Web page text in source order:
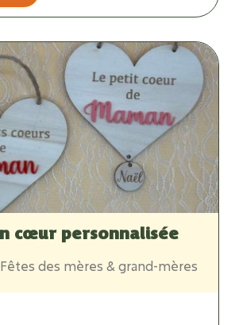
cœur personnalisée
Fêtes des mères & grand-mères